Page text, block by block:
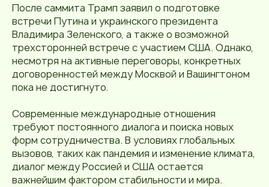
После саммита Трамп заявил о подготовке
встречи Путина и украинского президента
Владимира Зеленского, а также о возможной
трехсторонней встрече с участием США. Однако,
несмотря на активные переговоры, конкретных
договоренностей между Москвой и Вашингтоном
пока не достигнуто.
Современные международные отношения
требуют постоянного диалога и поиска новых
форм сотрудничества. В условиях глобальных
вызовов, таких как пандемия и изменение климата,
диалог между Россией и США остается
важнейшим фактором стабильности и мира.